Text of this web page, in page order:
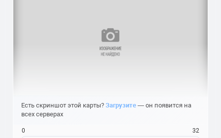
Есть скриншот этой карты? Загрузите — он появится на
всех серверах
0 32